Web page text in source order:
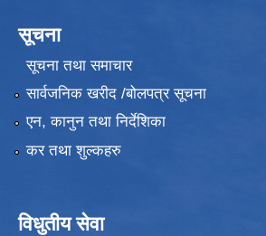
सूचना
सूचना तथा समाचार
सार्वजनिक खरीद /बोलपत्र सूचना
एन, कानुन तथा निर्देशिका
कर तथा शुल्कहरु
विधुतीय सेवा